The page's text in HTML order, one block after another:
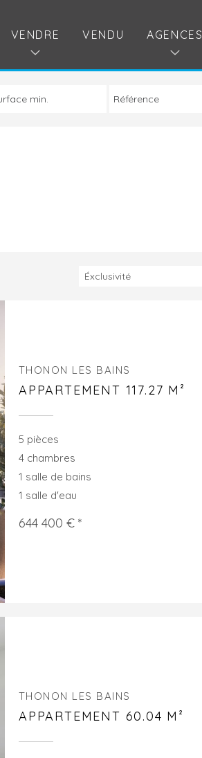
VENDRE VENDU AGENCES
THONON LES BAINS
APPARTEMENT 117.27 M²
5 pièces
4 chambres
1 salle de bains
1 salle d'eau
644 400 € *
THONON LES BAINS
APPARTEMENT 60.04 M²